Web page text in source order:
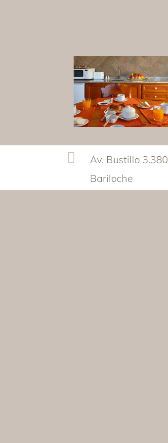

Av. Bustillo 3.380
Bariloche